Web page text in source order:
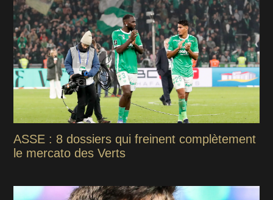
ASSE : 8 dossiers qui freinent complètement
le mercato des Verts